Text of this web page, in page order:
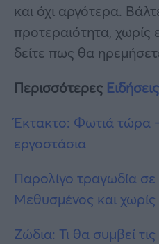
και όχι αργότερα.
προτεραιότητα, χωρίς
δείτε πως θα
Περισσότερες
Έκτακτο: Φωτιά τώρα
εργοστάσια
Παρολίγο τραγωδία
Μεθυσμένος και
Ζώδια: Τι θα συμβεί